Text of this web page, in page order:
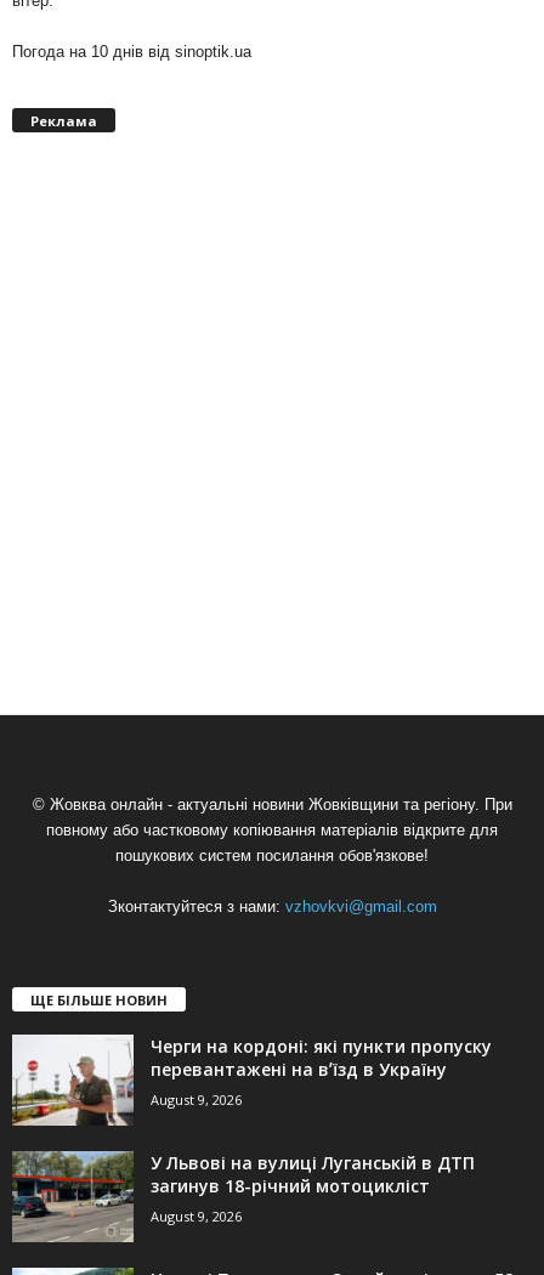
Погода на 10 днів від sinoptik.ua
Реклама
© Жовква онлайн - актуальні новини Жовківщини та регіону. При
повному або частковому копіювання матеріалів відкрите для
пошукових систем посилання обов'язкове!
Зконтактуйтеся з нами: vzhovkvi@gmail.com
ЩЕ БІЛЬШЕ НОВИН
Черги на кордоні: які пункти пропуску
перевантажені на вʼїзд в Україну
August 9, 2026
У Львові на вулиці Луганській в ДТП
загинув 18-річний мотоцикліст
August 9, 2026